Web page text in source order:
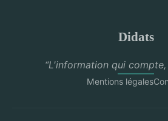
Didats
“L'information qui
Mentions légales